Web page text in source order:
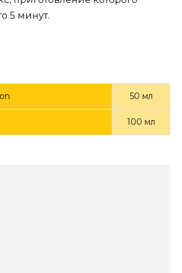
5 минут.
50 мл
100 мл